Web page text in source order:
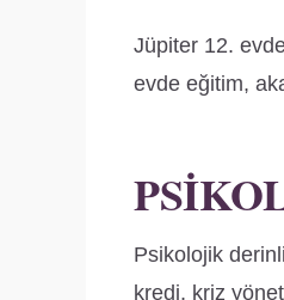
Jüpiter 12.
evde eğitim,
Psikolojik
kredi, kriz